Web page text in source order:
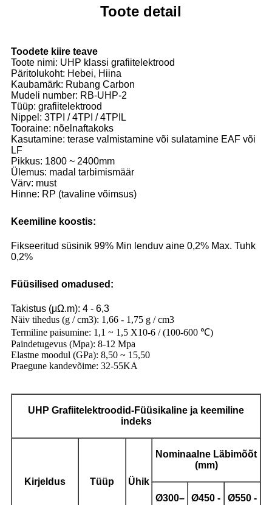
Toote detail
Toodete kiire teave
Toote nimi: UHP klassi grafiitelektrood
Päritolukoht: Hebei, Hiina
Kaubamärk: Rubang Carbon
Mudeli number: RB-UHP-2
Tüüp: grafiitelektrood
Nippel: 3TPI / 4TPI / 4TPIL
Tooraine: nõelnaftakoks
Kasutamine: terase valmistamine või sulatamine EAF või
LF
Pikkus: 1800 ~ 2400mm
Ülemus: madal tarbimismäär
Värv: must
Hinne: RP (tavaline võimsus)
Keemiline koostis:
Fikseeritud süsinik 99% Min lenduv aine 0,2% Max. Tuhk
0,2%
Füüsilised omadused:
Takistus (μΩ.m): 4 - 6,3
Näiv tihedus (g / cm3): 1,66 - 1,75 g / cm3
Termiline paisumine: 1,1 ~ 1,5 X10-6 / (100-600 ℃)
Paindetugevus (Mpa): 8-12 Mpa
Elastne moodul (GPa): 8,50 ~ 15,50
Praegune kandevõime: 32-55KA
UHP Grafiitelektroodid-Füüsikaline ja keemiline
indeks
Kirjeldus Tüüp Ühik
Nominaalne Läbimõõt
(mm)
Ø300–
Ø450 -
Ø550 -